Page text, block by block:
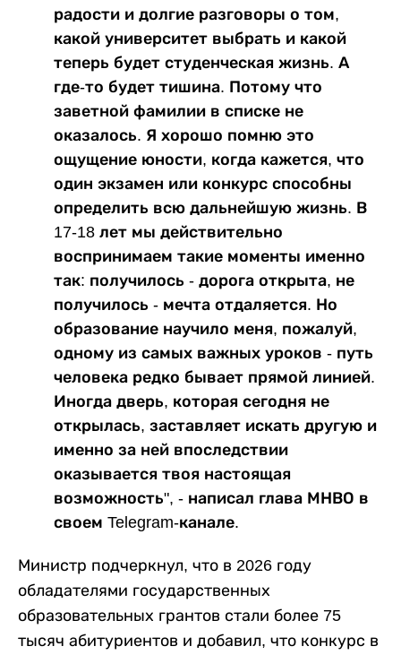
радости и долгие разговоры о том,
какой университет выбрать и какой
теперь будет студенческая жизнь. А
где-то будет тишина. Потому что
заветной фамилии в списке не
оказалось. Я хорошо помню это
ощущение юности, когда кажется, что
один экзамен или конкурс способны
определить всю дальнейшую жизнь. В
17-18 лет мы действительно
воспринимаем такие моменты именно
так: получилось - дорога открыта, не
получилось - мечта отдаляется. Но
образование научило меня, пожалуй,
одному из самых важных уроков - путь
человека редко бывает прямой линией.
Иногда дверь, которая сегодня не
открылась, заставляет искать другую и
именно за ней впоследствии
оказывается твоя настоящая
возможность", - написал глава МНВО в
своем Telegram-канале.
Министр подчеркнул, что в 2026 году
обладателями государственных
образовательных грантов стали более 75
тысяч абитуриентов и добавил, что конкурс в